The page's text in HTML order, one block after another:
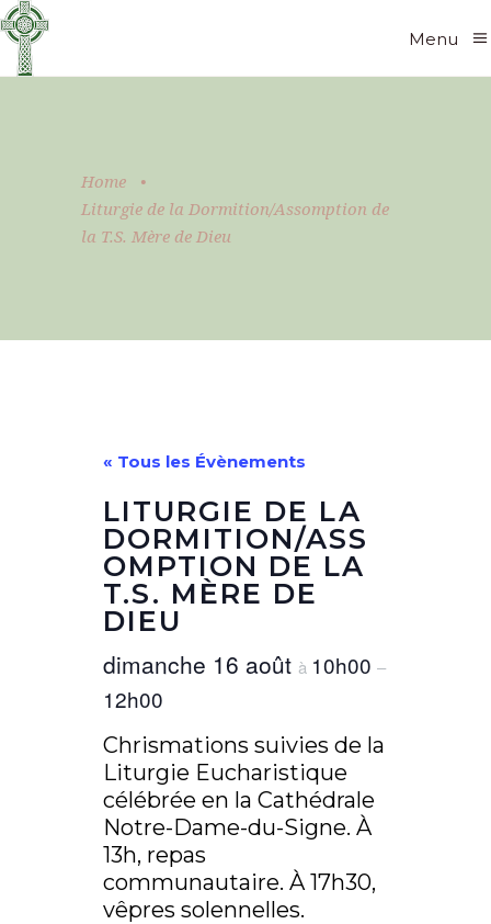
Menu
Home
•
Liturgie de la Dormition/Assomption de
la T.S. Mère de Dieu
« Tous les Évènements
LITURGIE DE LA
DORMITION/ASS
OMPTION DE LA
T.S. MÈRE DE
DIEU
dimanche 16 août à 10h00 –
12h00
Chrismations suivies de la
Liturgie Eucharistique
célébrée en la Cathédrale
Notre-Dame-du-Signe. À
13h, repas
communautaire. À 17h30,
vêpres solennelles.